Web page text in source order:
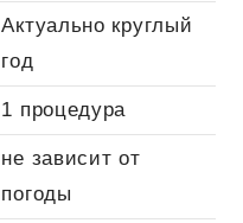
Актуально круглый
год
1 процедура
не зависит от
погоды